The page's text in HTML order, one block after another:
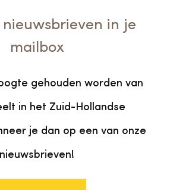
in je
mailbox
gehouden worden van
in het Zuid-Hollandse
je dan op een van onze
nieuwsbrieven!